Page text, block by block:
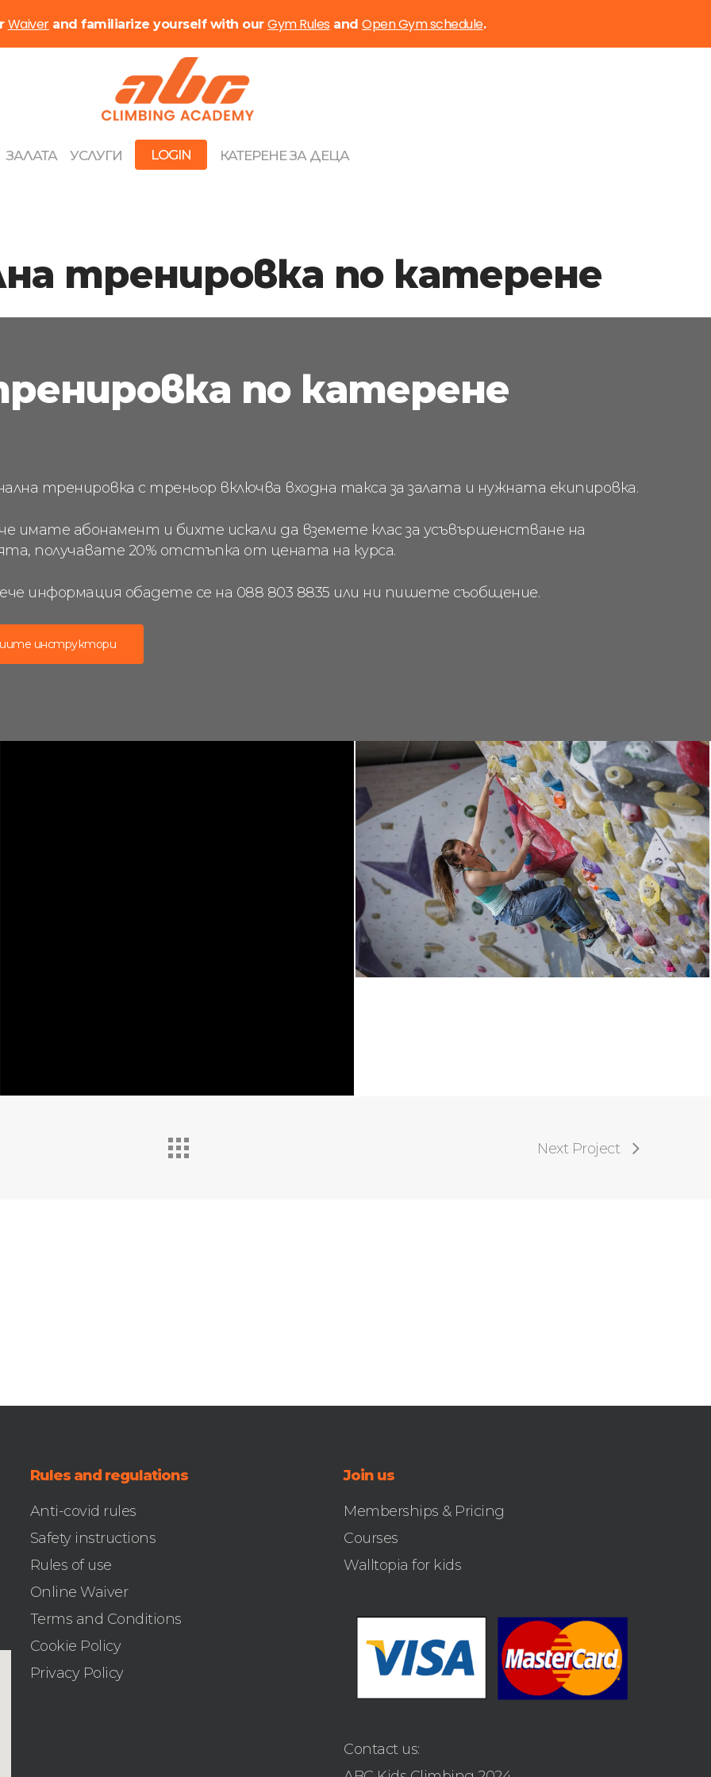
ЗАЛАТА УСЛУГИ LOGIN КАТЕРЕНЕ ЗА ДЕЦА
тренировка по катерене
по катерене
тренировка с треньор включва входна такса за залата и нужната екипировка.
имате абонамент и бихте искали да вземете клас за усъвършенстване на
получавате 20% отстъпка от цената на курса.
информация обадете се на 088 803 8835 или ни пишете съобщение.
инструктори
Next Project
Rules and regulations
Anti-covid rules
Safety instructions
Rules of use
Online Waiver
Terms and Conditions
Cookie Policy
Privacy Policy
Join us
Memberships & Pricing
Courses
Walltopia for kids
Contact us:
Waiverand familiarize yourself with ourGym Rules andOpen Gym schedule.